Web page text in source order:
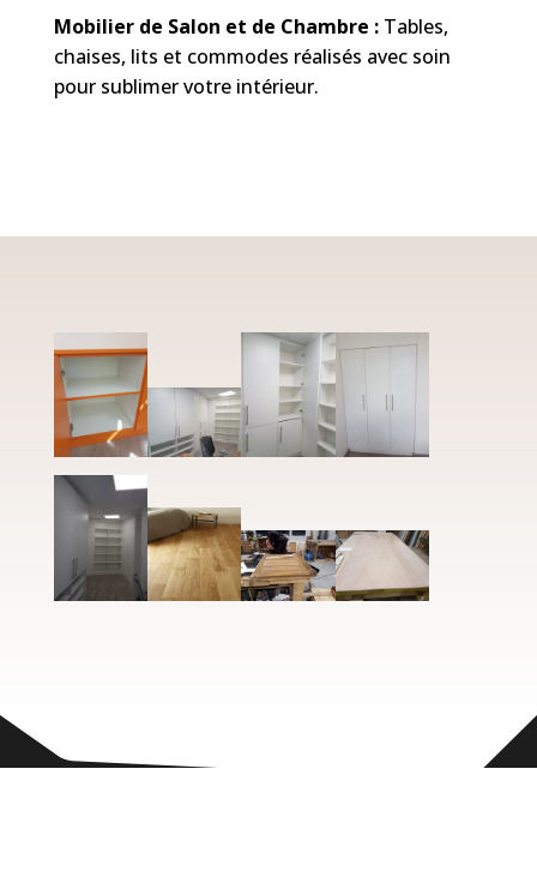
Mobilier de Salon et de Chambre :Tables,
chaises, lits et commodes réalisés avec soin
pour sublimer votre intérieur.